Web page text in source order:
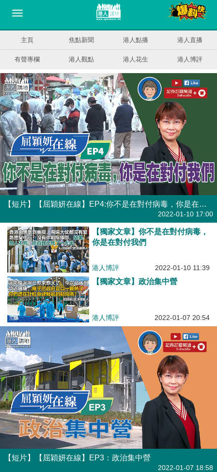
主頁 焦點新聞 港人點播 港人直播
有聲專欄 港人觀點 港人花生 港人博評
【短片】【屈穎妍在線】EP4:你不是在對付病毒，你是在對付我們
2022-01-10 17:00
【獨家文章】你不是在對付病毒，
你是在對付我們
港人博評 2022-01-10 11:39
【獨家文章】政治集中營
港人博評 2022-01-07 20:54
【短片】【屈穎妍在線】EP3：政治集中營
2022-01-07 18:58